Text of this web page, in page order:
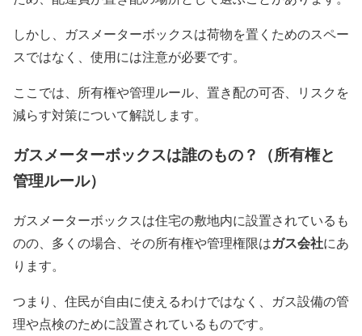
しかし、ガスメーターボックスは荷物を置くためのスペー
スではなく、使用には注意が必要です。
ここでは、所有権や管理ルール、置き配の可否、リスクを
減らす対策について解説します。
ガスメーターボックスは誰のもの？（所有権と
管理ルール）
ガスメーターボックスは住宅の敷地内に設置されているも
のの、多くの場合、その所有権や管理権限はガス会社にあ
ります。
つまり、住民が自由に使えるわけではなく、ガス設備の管
理や点検のために設置されているものです。